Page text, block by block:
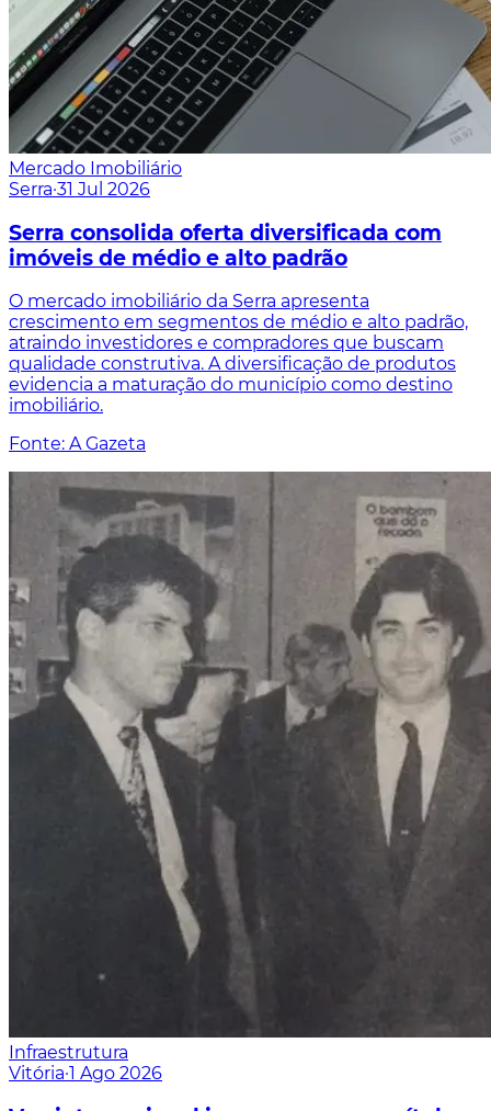
Mercado Imobiliário
Serra·31 Jul 2026
Serra consolida oferta diversificada com
imóveis de médio e alto padrão
O mercado imobiliário da Serra apresenta
crescimento em segmentos de médio e alto padrão,
atraindo investidores e compradores que buscam
qualidade construtiva. A diversificação de produtos
evidencia a maturação do município como destino
imobiliário.
Fonte: A Gazeta
Infraestrutura
Vitória·1 Ago 2026